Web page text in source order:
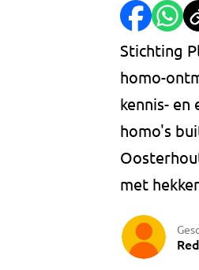
Stichting
homo-
kennis-
homo's
met